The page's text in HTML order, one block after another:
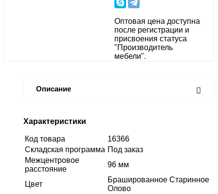
Оптовая цена доступна
после регистрации и
присвоения статуса
"Производитель
мебели".
Описание
Характеристики
Код товара
16366
Складская программа Под заказ
Межцентровое
расстояние
96 мм
Цвет
Брашированное Старинное
Олово